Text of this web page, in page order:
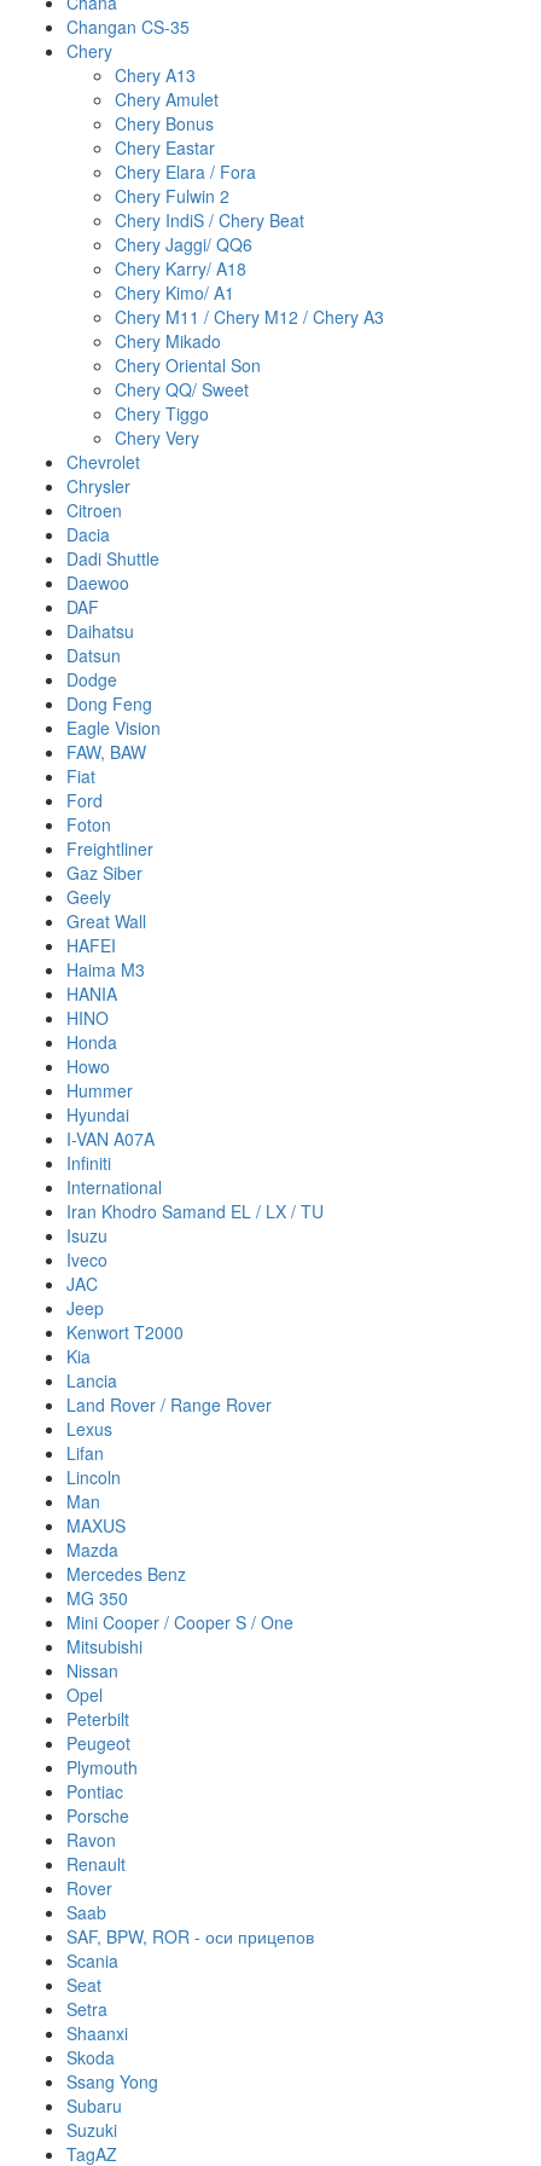
Changan CS-35
Chery
Chery A13
Chery Amulet
Chery Bonus
Chery Eastar
Chery Elara / Fora
Chery Fulwin 2
Chery IndiS / Chery Beat
Chery Jaggi/ QQ6
Chery Karry/ A18
Chery Kimo/ A1
Chery M11 / Chery M12 / Chery A3
Chery Mikado
Chery Oriental Son
Chery QQ/ Sweet
Chery Tiggo
Chery Very
Chevrolet
Chrysler
Citroen
Dacia
Dadi Shuttle
Daewoo
DAF
Daihatsu
Datsun
Dodge
Dong Feng
Eagle Vision
FAW, BAW
Fiat
Ford
Foton
Freightliner
Gaz Siber
Geely
Great Wall
HAFEI
Haima M3
HANIA
HINO
Honda
Howo
Hummer
Hyundai
I-VAN A07A
Infiniti
International
Iran Khodro Samand EL / LX / TU
Isuzu
Iveco
JAC
Jeep
Kenwort T2000
Kia
Lancia
Land Rover / Range Rover
Lexus
Lifan
Lincoln
Man
MAXUS
Mazda
Mercedes Benz
MG 350
Mini Cooper / Cooper S / One
Mitsubishi
Nissan
Opel
Peterbilt
Peugeot
Plymouth
Pontiac
Porsche
Ravon
Renault
Rover
Saab
SAF, BPW, ROR - оси прицепов
Scania
Seat
Setra
Shaanxi
Skoda
Ssang Yong
Subaru
Suzuki
TagAZ